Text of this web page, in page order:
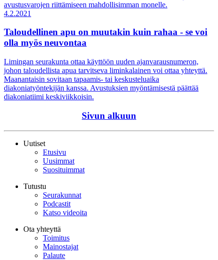
avustusvarojen riittämiseen mahdollisimman monelle.
4.2.2021
Taloudellinen apu on muutakin kuin rahaa - se voi
olla myös neuvontaa
Limingan seurakunta ottaa käyttöön uuden ajanvarausnumeron,
johon taloudellista apua tarvitseva liminkalainen voi ottaa yhteyttä.
Maanantaisin sovitaan tapaamis- tai keskusteluaika
diakoniatyöntekijän kanssa. Avustuksien myöntämisestä päättää
diakoniatiimi keskiviikkoisin.
Sivun alkuun
Uutiset
Etusivu
Uusimmat
Suosituimmat
Tutustu
Seurakunnat
Podcastit
Katso videoita
Ota yhteyttä
Toimitus
Mainostajat
Palaute